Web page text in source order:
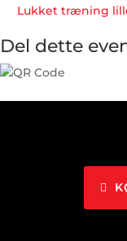
Lukket træning
Del dette